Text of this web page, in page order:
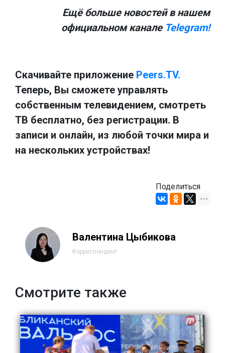
Ещё больше новостей в нашем
официальном канале Telegram!
Скачивайте приложение Peers.TV.
Теперь, Вы сможете управлять
собственным телевидением, смотреть
ТВ бесплатно, без регистрации. В
записи и онлайн, из любой точки мира и
на нескольких устройствах!
Поделиться
Валентина Цыбикова
Корреспондент
Смотрите также